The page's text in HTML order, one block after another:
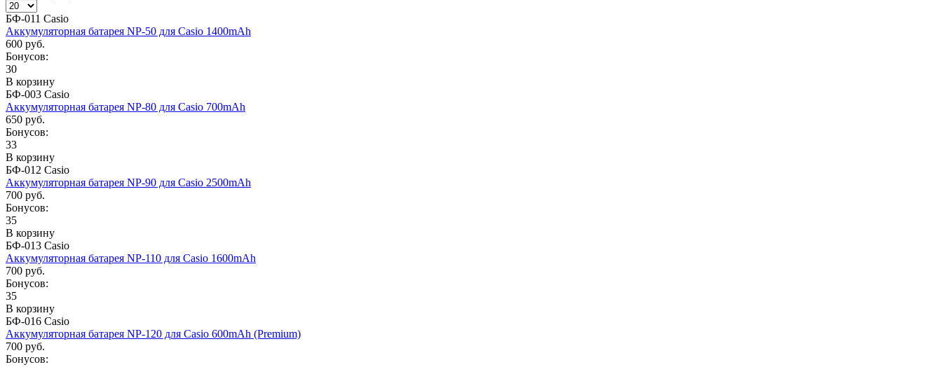
БФ-011 Casio
Аккумуляторная батарея NP-50 для Casio 1400mAh
600 руб.
Бонусов:
30
В корзину
БФ-003 Casio
Аккумуляторная батарея NP-80 для Casio 700mAh
650 руб.
Бонусов:
33
В корзину
БФ-012 Casio
Аккумуляторная батарея NP-90 для Casio 2500mAh
700 руб.
Бонусов:
35
В корзину
БФ-013 Casio
Аккумуляторная батарея NP-110 для Casio 1600mAh
700 руб.
Бонусов:
35
В корзину
БФ-016 Casio
Аккумуляторная батарея NP-120 для Casio 600mAh (Premium)
700 руб.
Бонусов: